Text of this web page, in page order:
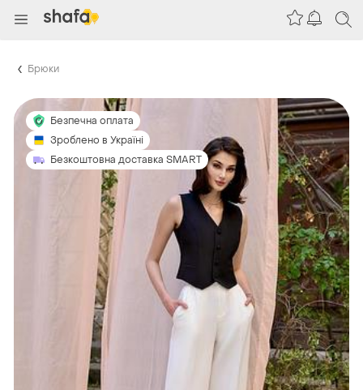
Брюки
Безпечна оплата
Зроблено в Україні
Безкоштовна доставка SMART